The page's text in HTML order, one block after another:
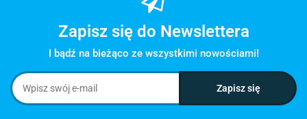
Zapisz się do Newslettera
I bądź na bieżąco ze wszystkimi nowościami!